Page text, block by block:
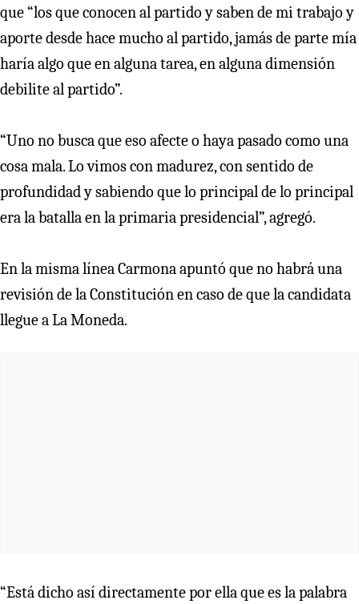
que “los que conocen al partido y saben de mi trabajo y
aporte desde hace mucho al partido, jamás de parte mía
haría algo que en alguna tarea, en alguna dimensión
debilite al partido”.
“Uno no busca que eso afecte o haya pasado como una
cosa mala. Lo vimos con madurez, con sentido de
profundidad y sabiendo que lo principal de lo principal
era la batalla en la primaria presidencial”, agregó.
En la misma línea Carmona apuntó que no habrá una
revisión de la Constitución en caso de que la candidata
llegue a La Moneda.
“Está dicho así directamente por ella que es la palabra